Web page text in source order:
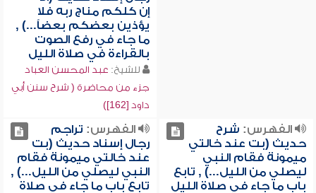
إن كلكم مناج ربه فلا
يؤذين بعضكم بعضاً...) ,
ما جاء في رفع الصوت
بالقراءة في صلاة الليل
للشيخ: عبد المحسن العباد
جزء من محاضرة ( شرح سنن أبي
داود [162])
الفهرس: شرح
حديث (بت عند خالتي
ميمونة فقام النبي
ليصلي من الليل...) , تابع
باب ما جاء في صلاة الليل
الفهرس: تراجم
رجال إسناد حديث (بت
عند خالتي ميمونة فقام
النبي ليصلي من الليل...) ,
تابع باب ما جاء في صلاة